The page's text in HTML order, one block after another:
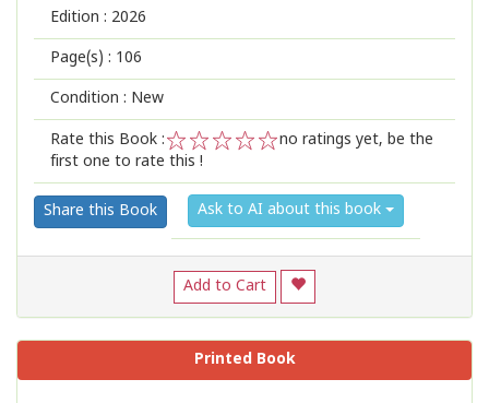
Edition : 2026
Page(s) : 106
Condition : New
Rate this Book :
2
1
no ratings yet, be the
first one to rate this !
Share this Book Ask to AI about this book
Add to Cart
Printed Book